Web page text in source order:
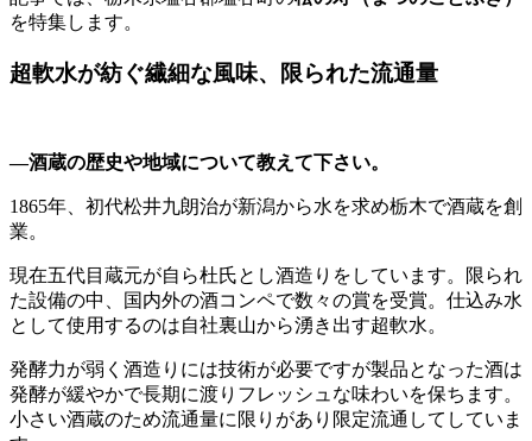
を特集します。
超軟水が紡ぐ繊細な風味、限られた流通量
―酒蔵の歴史や地域について教えて下さい。
1865年、初代松井九朗治が新潟から水を求め栃木で酒蔵を創
業。
現在五代目蔵元が自ら杜氏とし酒造りをしています。限られ
た設備の中、国内外の酒コンペで数々の賞を受賞。仕込み水
として使用するのは自社裏山から湧き出す超軟水。
発酵力が弱く酒造りには技術が必要ですが製品となった酒は
発酵が緩やかで長期に渡りフレッシュな味わいを保ちます。
小さい酒蔵のため流通量に限りがあり限定流通してしていま